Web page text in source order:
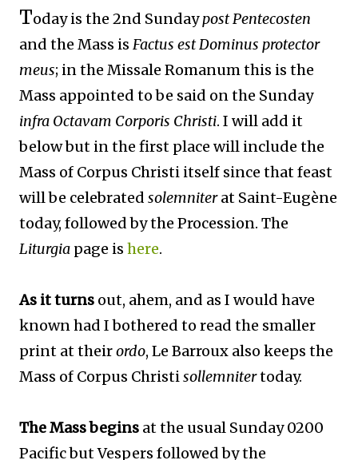
Today is the 2nd Sundaypost Pentecosten
and the Mass is Factus est Dominus protector
meus; in the Missale Romanum this is the
Mass appointed to be said on the Sunday
infra Octavam Corporis Christi. I will add it
below but in the first place will include the
Mass of Corpus Christi itself since that feast
will be celebrated solemniterat Saint-Eugène
today, followed by the Procession. The
Liturgia page is here.
As it turns out, ahem, and as I would have
known had I bothered to read the smaller
print at theirordo, Le Barroux also keeps the
Mass of Corpus Christisollemnitertoday.
The Mass begins at the usual Sunday 0200
Pacific but Vespers followed by the